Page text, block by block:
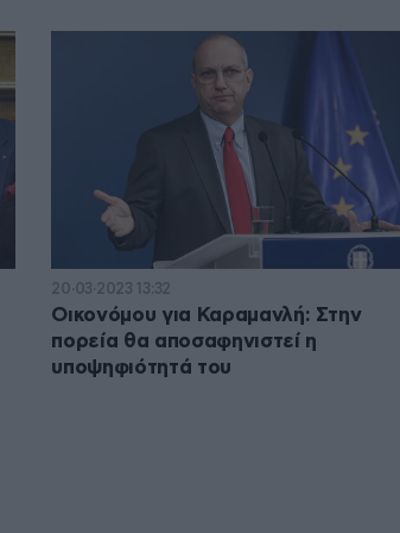
20·03·2023 13:32
Οικονόμου για Καραμανλή: Στην
πορεία θα αποσαφηνιστεί η
υποψηφιότητά του